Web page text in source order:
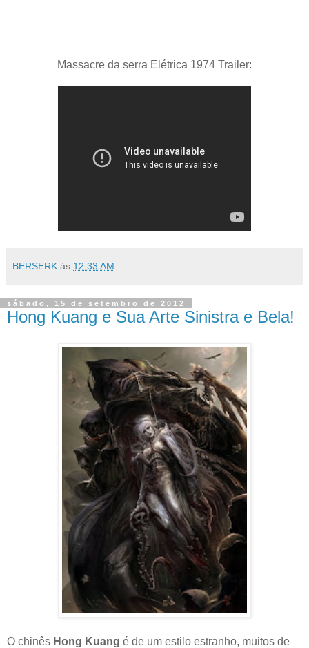
Massacre da serra Elétrica 1974 Trailer:
BERSERK às 12:33 AM
sábado, 15 de setembro de 2012
Hong Kuang e Sua Arte Sinistra e Bela!
O chinês Hong Kuang é de um estilo estranho, muitos de